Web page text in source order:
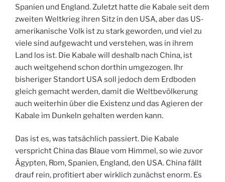
Spanien und England. Zuletzt hatte die Kabale seit dem
zweiten Weltkrieg ihren Sitz in den USA, aber das US-
amerikanische Volk ist zu stark geworden, und viel zu
viele sind aufgewacht und verstehen, was in ihrem
Land los ist. Die Kabale will deshalb nach China, ist
auch weitgehend schon dorthin umgezogen. Ihr
bisheriger Standort USA soll jedoch dem Erdboden
gleich gemacht werden, damit die Weltbevölkerung
auch weiterhin über die Existenz und das Agieren der
Kabale im Dunkeln gehalten werden kann.
Das ist es, was tatsächlich passiert. Die Kabale
verspricht China das Blaue vom Himmel, so wie zuvor
Ägypten, Rom, Spanien, England, den USA. China fällt
drauf rein, profitiert aber wirklich zunächst enorm. Es